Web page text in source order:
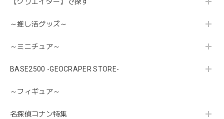
【クリエイター】で探す
～推し活グッズ～
～ミニチュア～
BASE2500 -GEOCRAPER STORE-
～フィギュア～
名探偵コナン特集